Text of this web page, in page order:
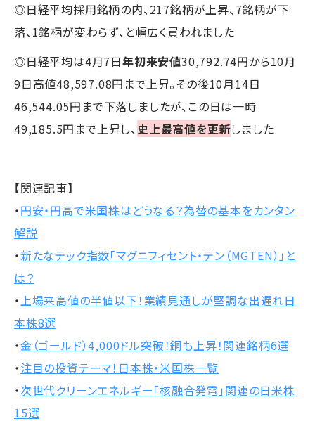
◎日経平均採用銘柄の内、217銘柄が上昇、7銘柄が下
落、1銘柄が変わらず、と幅広く買われました
◎日経平均は4月7日年初来安値30,792.74円から10月
9日高値48,597.08円まで上昇。その後10月14日
46,544.05円まで下落しましたが、この日は一時
49,185.5円まで上昇し、史上最高値を更新しました
【関連記事】
・円安・円高で米国株はどうなる？為替の基本をカンタン
解説
・新たなテック指数「マグニフィセント・テン（MGTEN）」と
は？
・上場来高値の半値以下！業績見通しが堅調な出遅れ日
本株8選
・金（ゴールド）4,000ドル突破！銅も上昇！関連銘柄6選
・注目の投資テーマ！日本株・米国株一覧
・次世代クリーンエネルギー「核融合発電」関連の日米株
15選